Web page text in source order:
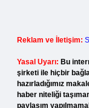
Reklam ve İletişim:
Yasal Uyarı: Bu
şirketi ile hiçbir
hazırladığımız
haber niteliği
paylaşım